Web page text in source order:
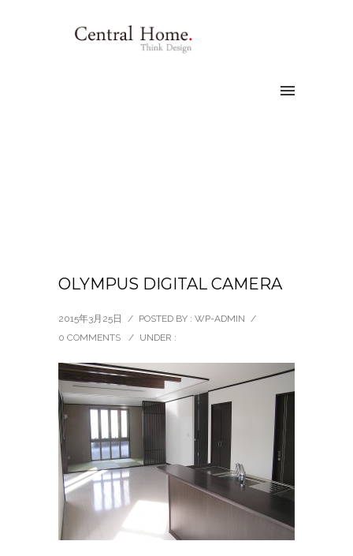
OLYMPUS DIGITAL CAMERA
2015年3月25日 / POSTED BY : WP-ADMIN /
0 COMMENTS
/ UNDER :